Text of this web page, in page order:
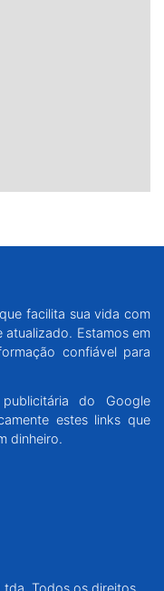
facilita sua vida com
atualizado. Estamos em
confiável para
do Google
estes links que
dinheiro.